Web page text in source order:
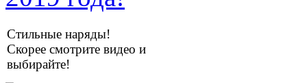
Стильные наряды!
Скорее смотрите видео и
выбирайте!